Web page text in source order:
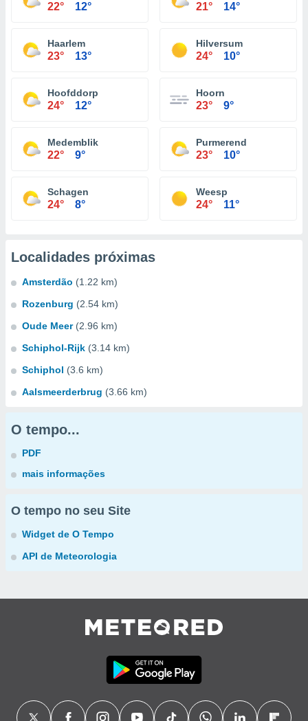
22° 12° 21° 14°
Haarlem
23° 13°
Hilversum
24° 10°
Hoofddorp
24° 12°
Hoorn
23° 9°
Medemblik
22° 9°
Purmerend
23° 10°
Schagen
24° 8°
Weesp
24° 11°
Localidades próximas
Amsterdão (1.22 km)
Rozenburg (2.54 km)
Oude Meer (2.96 km)
Schiphol-Rijk (3.14 km)
Schiphol (3.6 km)
Aalsmeerderbrug (3.66 km)
O tempo...
PDF
mais informações
O tempo no seu Site
Widget de O Tempo
API de Meteorologia